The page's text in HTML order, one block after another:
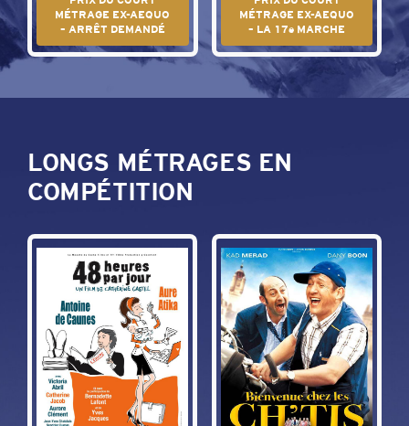
MÉTRAGE EX-AEQUO
– ARRÊT DEMANDÉ
MÉTRAGE EX-AEQUO
– LA 17e MARCHE
LONGS MÉTRAGES EN
COMPÉTITION